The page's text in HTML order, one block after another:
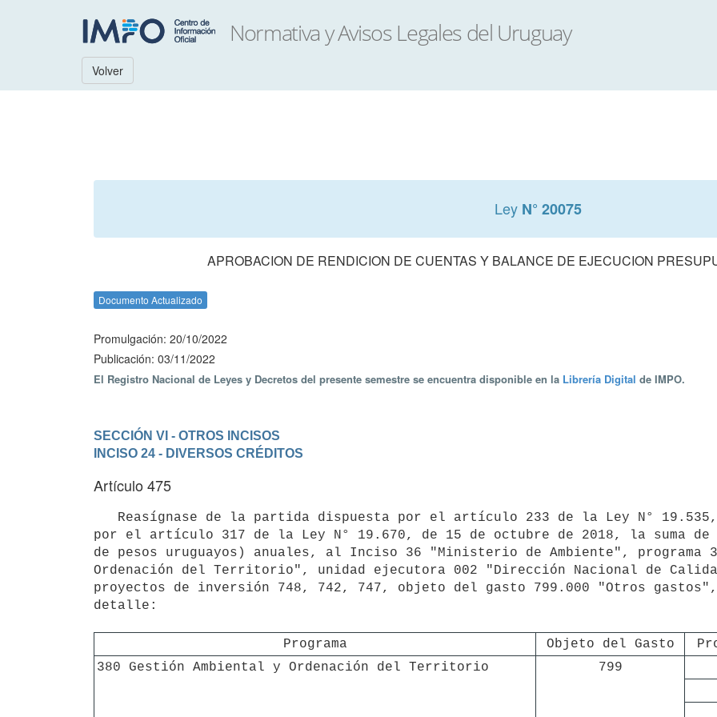
Volver
Ley N° 20075
APROBACION DE RENDICION DE CUENTAS Y BALANCE DE EJECUCION
Documento Actualizado
Promulgación: 20/10/2022
Publicación: 03/11/2022
El Registro Nacional de Leyes y Decretos del presente semestre se encuentra disponible en la Librería Digital de IMPO.
SECCIÓN VI - OTROS INCISOS
INCISO 24 - DIVERSOS CRÉDITOS
Artículo 475
por el artículo 317 de la Ley N° 19.670, de 15 de octubre de 2018, la suma
de pesos uruguayos) anuales, al Inciso 36 "Ministerio de Ambiente", programa
Ordenación del Territorio", unidad ejecutora 002 "Dirección Nacional de
proyectos de inversión 748, 742, 747, objeto del gasto 799.000 "Otros
detalle:
Programa Objeto del Gasto
380 Gestión Ambiental y Ordenación del Territorio
799